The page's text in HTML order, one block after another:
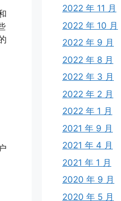
2022 年 11 月
2022 年 10 月
2022 年 9 月
2022 年 8 月
2022 年 3 月
2022 年 2 月
2022 年 1 月
2021 年 9 月
2021 年 4 月
2021 年 1 月
2020 年 9 月
2020 年 5 月